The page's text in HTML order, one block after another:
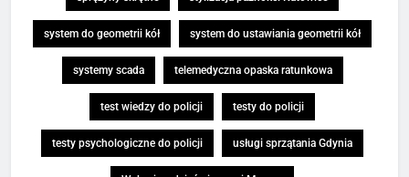
system do geometrii kół system do ustawiania geometrii kół
systemy scada telemedyczna opaska ratunkowa
test wiedzy do policji testy do policji
testy psychologiczne do policji usługi sprzątania Gdynia